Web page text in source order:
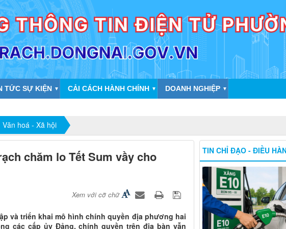
TỨC SỰ KIỆN ▼ CẢI CÁCH HÀNH CHÍNH ▼ DOANH NGHIỆP ▼
Văn hoá - Xã hội
chăm lo Tết Sum vầy cho
Xem với cỡ chữ
và triển khai mô hình chính quyền địa phương hai
các cấp ủy Đảng, chính quyền trên địa bàn vẫn
TIN CHỈ ĐẠO - ĐIỀU